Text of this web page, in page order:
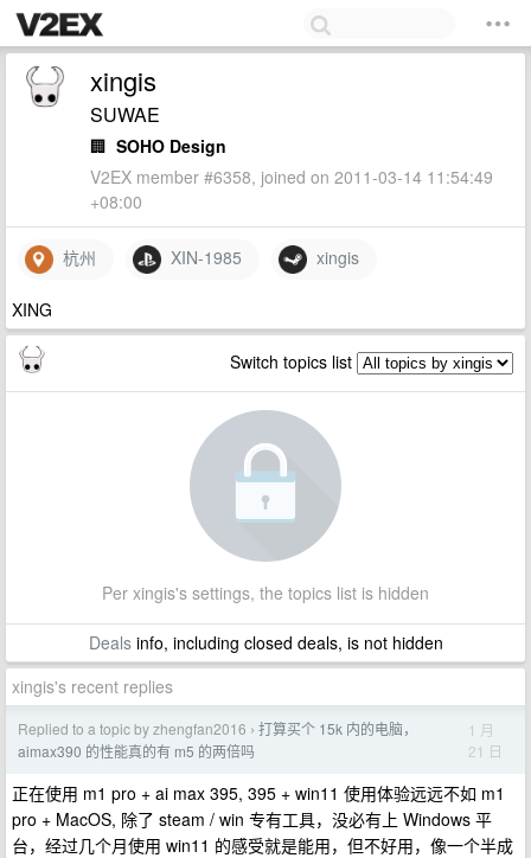
xingis
SUWAE
🏢 SOHO Design
V2EX member #6358, joined on 2011-03-14 11:54:49
+08:00
杭州 XIN-1985 xingis
XING
Switch topics list
Per xingis's settings, the topics list is hidden
Dealsinfo, including closed deals, is not hidden
xingis's recent replies
Replied to a topic by zhengfan2016 › 打算买个 15k 内的电脑，
aimax390 的性能真的有 m5 的两倍吗
1 月
21 日
正在使用 m1 pro + ai max 395, 395 + win11 使用体验远远不如 m1
pro + MacOS, 除了 steam / win 专有工具，没必有上 Windows 平
台，经过几个月使用 win11 的感受就是能用，但不好用，像一个半成